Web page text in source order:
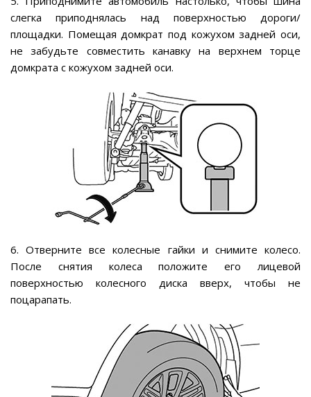
слегка приподнялась над поверхностью дороги/
площадки. Помещая домкрат под кожухом задней оси,
не забудьте совместить канавку на верхнем торце
домкрата с кожухом задней оси.
6. Отверните все колесные гайки и снимите колесо.
После снятия колеса положите его лицевой
поверхностью колесного диска вверх, чтобы не
поцарапать.